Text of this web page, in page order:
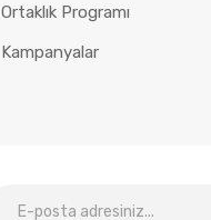
Ortaklık Programı
Kampanyalar